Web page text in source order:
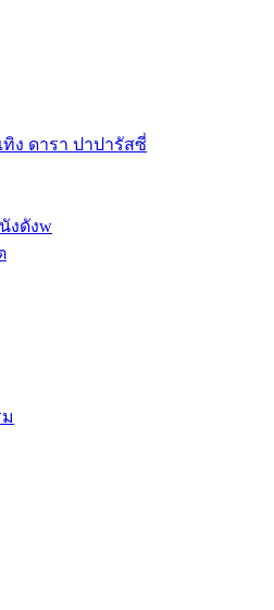
ง ดารา ปาปารัสซี่
งดังw